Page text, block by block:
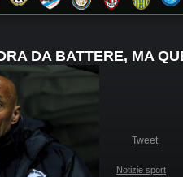
DA BATTERE, MA
Tweet
Notizie sport